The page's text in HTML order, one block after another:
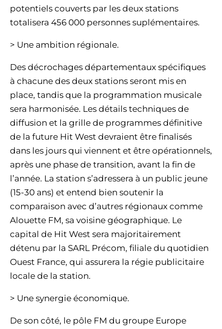
potentiels couverts par les deux stations
totalisera 456 000 personnes suplémentaires.
> Une ambition régionale.
Des décrochages départementaux spécifiques
à chacune des deux stations seront mis en
place, tandis que la programmation musicale
sera harmonisée. Les détails techniques de
diffusion et la grille de programmes définitive
de la future Hit West devraient être finalisés
dans les jours qui viennent et être opérationnels,
après une phase de transition, avant la fin de
l’année. La station s’adressera à un public jeune
(15-30 ans) et entend bien soutenir la
comparaison avec d’autres régionaux comme
Alouette FM, sa voisine géographique. Le
capital de Hit West sera majoritairement
détenu par la SARL Précom, filiale du quotidien
Ouest France, qui assurera la régie publicitaire
locale de la station.
> Une synergie économique.
De son côté, le pôle FM du groupe Europe